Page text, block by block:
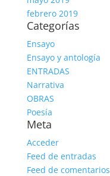
febrero 2019
Categorías
Ensayo
Ensayo y antología
ENTRADAS
Narrativa
OBRAS
Poesía
Meta
Acceder
Feed de entradas
Feed de comentarios